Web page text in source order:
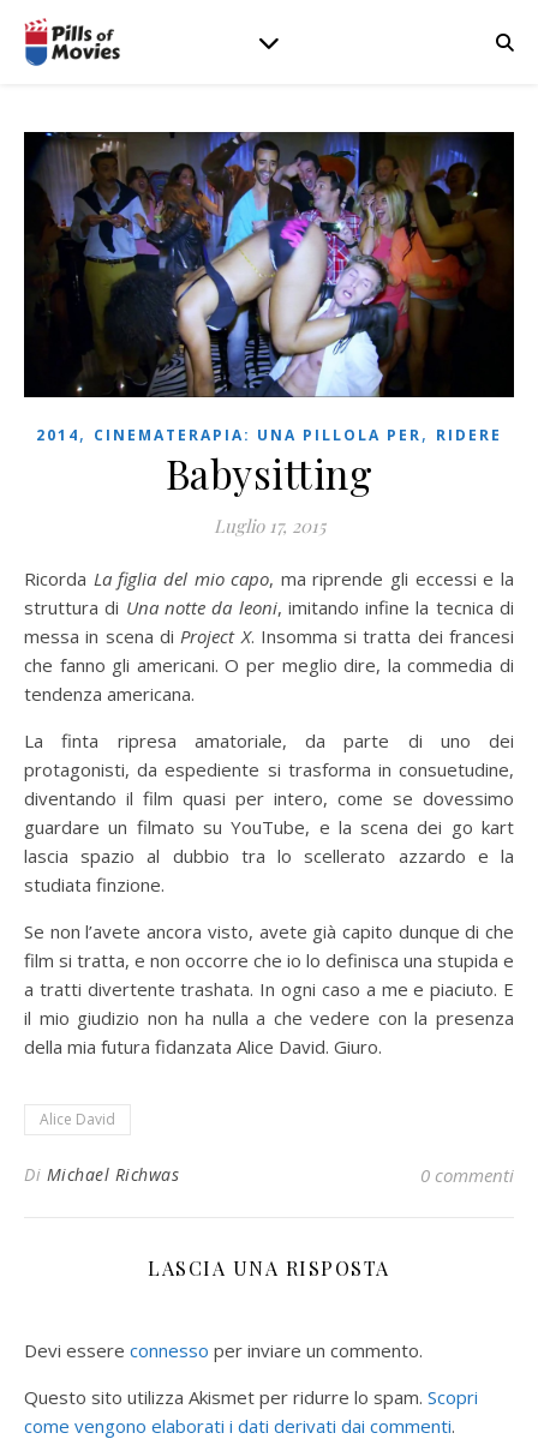
2014, CINEMATERAPIA: UNA PILLOLA PER, RIDERE
Babysitting
Luglio 17, 2015
Ricorda La figlia del mio capo, ma riprende gli eccessi e la
struttura di Una notte da leoni, imitando infine la tecnica di
messa in scena di Project X. Insomma si tratta dei francesi
che fanno gli americani. O per meglio dire, la commedia di
tendenza americana.
La finta ripresa amatoriale, da parte di uno dei
protagonisti, da espediente si trasforma in consuetudine,
diventando il film quasi per intero, come se dovessimo
guardare un filmato su YouTube, e la scena dei go kart
lascia spazio al dubbio tra lo scellerato azzardo e la
studiata finzione.
Se non l’avete ancora visto, avete già capito dunque di che
film si tratta, e non occorre che io lo definisca una stupida e
a tratti divertente trashata. In ogni caso a me e piaciuto. E
il mio giudizio non ha nulla a che vedere con la presenza
della mia futura fidanzata Alice David. Giuro.
Alice David
Di Michael Richwas 0 commenti
LASCIA UNA RISPOSTA
Devi essere connesso per inviare un commento.
Questo sito utilizza Akismet per ridurre lo spam. Scopri
come vengono elaborati i dati derivati dai commenti.